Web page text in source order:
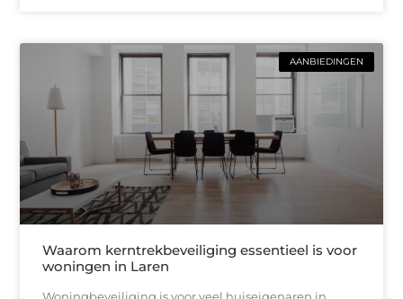
AANBIEDINGEN
Waarom kerntrekbeveiliging essentieel is voor
woningen in Laren